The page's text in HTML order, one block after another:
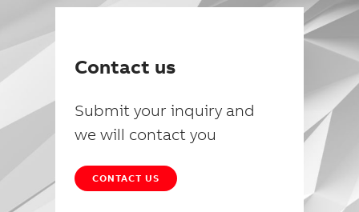
Contact us
Submit your inquiry and
we will contact you
CONTACT US